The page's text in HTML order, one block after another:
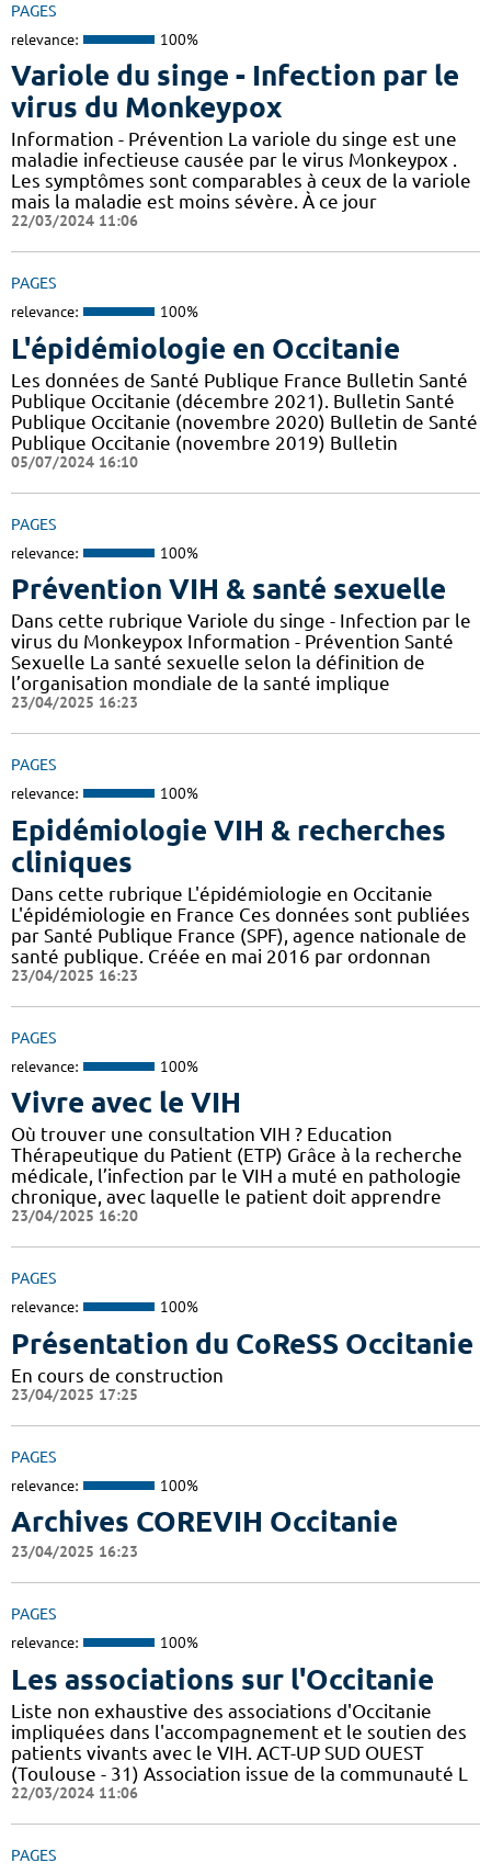
PAGES
relevance: 100%
Variole du singe - Infection par le
virus du Monkeypox
Information - Prévention La variole du singe est une
maladie infectieuse causée par le virus Monkeypox .
Les symptômes sont comparables à ceux de la variole
mais la maladie est moins sévère. À ce jour
22/03/2024 11:06
PAGES
relevance: 100%
L'épidémiologie en Occitanie
Les données de Santé Publique France Bulletin Santé
Publique Occitanie (décembre 2021). Bulletin Santé
Publique Occitanie (novembre 2020) Bulletin de Santé
Publique Occitanie (novembre 2019) Bulletin
05/07/2024 16:10
PAGES
relevance: 100%
Prévention VIH & santé sexuelle
Dans cette rubrique Variole du singe - Infection par le
virus du Monkeypox Information - Prévention Santé
Sexuelle La santé sexuelle selon la définition de
l’organisation mondiale de la santé implique
23/04/2025 16:23
PAGES
relevance: 100%
Epidémiologie VIH & recherches
cliniques
Dans cette rubrique L'épidémiologie en Occitanie
L'épidémiologie en France Ces données sont publiées
par Santé Publique France (SPF), agence nationale de
santé publique. Créée en mai 2016 par ordonnan
23/04/2025 16:23
PAGES
relevance: 100%
Vivre avec le VIH
Où trouver une consultation VIH ? Education
Thérapeutique du Patient (ETP) Grâce à la recherche
médicale, l’infection par le VIH a muté en pathologie
chronique, avec laquelle le patient doit apprendre
23/04/2025 16:20
PAGES
relevance: 100%
Présentation du CoReSS Occitanie
En cours de construction
23/04/2025 17:25
PAGES
relevance: 100%
Archives COREVIH Occitanie
23/04/2025 16:23
PAGES
relevance: 100%
Les associations sur l'Occitanie
Liste non exhaustive des associations d'Occitanie
impliquées dans l'accompagnement et le soutien des
patients vivants avec le VIH. ACT-UP SUD OUEST
(Toulouse - 31) Association issue de la communauté L
22/03/2024 11:06
PAGES